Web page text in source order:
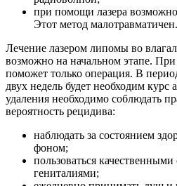
при помощи лазера
Этот метод малотравматичен.
Лечение лазером липомы во
возможно на начальном этапе.
поможет только операция. В
двух недель будет необходим курс
удаления необходимо соблюдать
вероятность рецидива:
наблюдать за состоянием
фоном;
пользоваться
гениталиями;